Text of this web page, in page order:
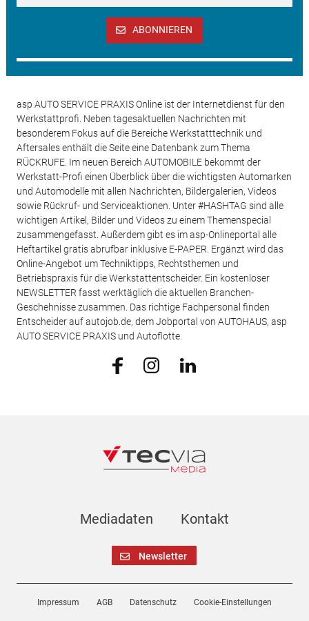
ABONNIEREN
asp AUTO SERVICE PRAXIS Online ist der Internetdienst für den
Werkstattprofi. Neben tagesaktuellen Nachrichten mit
besonderem Fokus auf die Bereiche Werkstatttechnik und
Aftersales enthält die Seite eine Datenbank zum Thema
RÜCKRUFE. Im neuen Bereich AUTOMOBILE bekommt der
Werkstatt-Profi einen Überblick über die wichtigsten Automarken
und Automodelle mit allen Nachrichten, Bildergalerien, Videos
sowie Rückruf- und Serviceaktionen. Unter #HASHTAG sind alle
wichtigen Artikel, Bilder und Videos zu einem Themenspecial
zusammengefasst. Außerdem gibt es im asp-Onlineportal alle
Heftartikel gratis abrufbar inklusive E-PAPER. Ergänzt wird das
Online-Angebot um Techniktipps, Rechtsthemen und
Betriebspraxis für die Werkstattentscheider. Ein kostenloser
NEWSLETTER fasst werktäglich die aktuellen Branchen-
Geschehnisse zusammen. Das richtige Fachpersonal finden
Entscheider auf autojob.de, dem Jobportal von AUTOHAUS, asp
AUTO SERVICE PRAXIS und Autoflotte.
Mediadaten Kontakt
Newsletter
Impressum AGB Datenschutz Cookie-Einstellungen